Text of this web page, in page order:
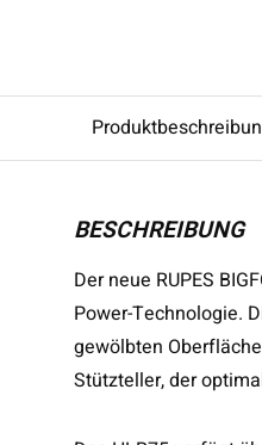
BESCHREIBUNG
Der neue RUPES
Power-Technologie.
gewölbten
Stützteller, der